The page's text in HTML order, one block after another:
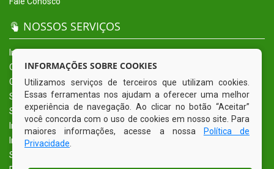
NOSSOS SERVIÇOS
Início
O Município
Governo
Secretarias
Serviços Eletrônicos
Incentivos
Informe-se
Sobre
INFORMAÇÕES SOBRE COOKIES
Utilizamos serviços de terceiros que utilizam cookies.
Essas ferramentas nos ajudam a oferecer uma melhor
experiência de navegação. Ao clicar no botão “Aceitar”
você concorda com o uso de cookies em nosso site. Para
maiores informações, acesse a nossa
Política de
Privacidade